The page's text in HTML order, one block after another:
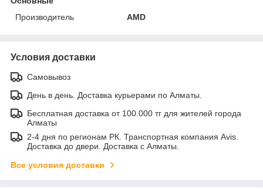
Производитель
AMD
Условия доставки
Самовывоз
День в день. Доставка курьерами по Алматы.
Бесплатная доставка от 100.000 тг для жителей города
Алматы
2-4 дня по регионам РК. Транспортная компания Avis.
Доставка до двери. Доставка с Алматы.
Все условия доставки